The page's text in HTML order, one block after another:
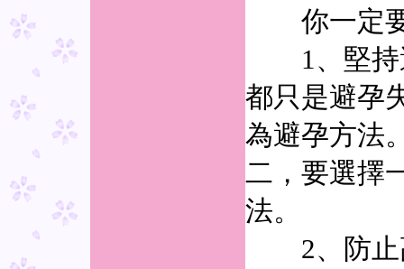
你一定要
1、堅持
都只是避孕
為避孕方法
二，要選擇
法。
2、防止